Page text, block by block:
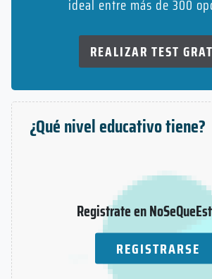
ideal entre más de 300
REALIZAR TEST
¿Qué nivel educativo tiene?
Registrate en
REGISTRARSE